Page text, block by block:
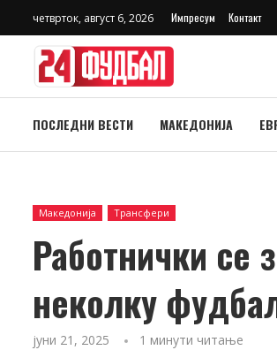
четврток, август 6, 2026 Импресум Контакт
ПОСЛЕДНИ ВЕСТИ МАКЕДОНИЈА
Македонија Трансфери
Работнички се
неколку
јуни 21, 2025 1 минути читање